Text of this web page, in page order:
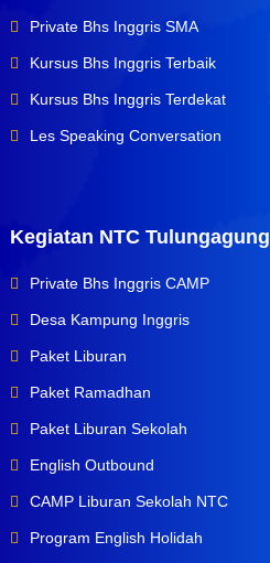
Private Bhs Inggris SMA
Kursus Bhs Inggris Terbaik
Kursus Bhs Inggris Terdekat
Les Speaking Conversation
Kegiatan NTC Tulungagung
Private Bhs Inggris CAMP
Desa Kampung Inggris
Paket Liburan
Paket Ramadhan
Paket Liburan Sekolah
English Outbound
CAMP Liburan Sekolah NTC
Program English Holidah